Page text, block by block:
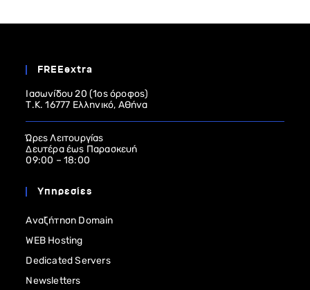
FREEextra
Ιασωνίδου 20 (1ος όροφος)
Τ.Κ. 16777 Ελληνικό, Αθήνα
Ώρες Λειτουργίας
Δευτέρα έως Παρασκευή
09:00 – 18:00
Υπηρεσίες
Αναζήτηση Domain
WEB Hosting
Dedicated Servers
Newsletters